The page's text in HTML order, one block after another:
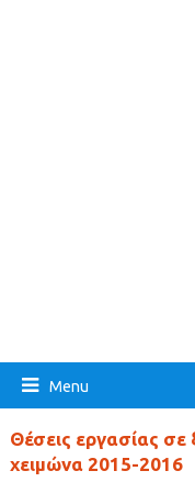
Menu
Θέσεις εργασίας σε
χειμώνα 2015-2016